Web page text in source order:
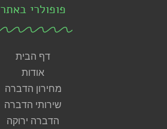
פופולרי באתר
דף הבית
אודות
מחירון הדברה
שירותי הדברה
הדברה ירוקה